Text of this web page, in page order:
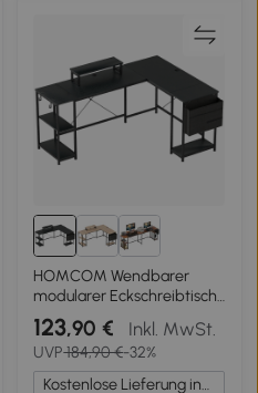
HOMCOM Wendbarer
modularer Eckschreibtisch
168-240 cm im Industrie-
Look - verstellbares Regal,
Aufbewahrungstasche,
Monitorhalter
123,90 € Inkl. MwSt.
UVP184,90 €-32%
Kostenlose Lieferung innerhalb Deutschlands